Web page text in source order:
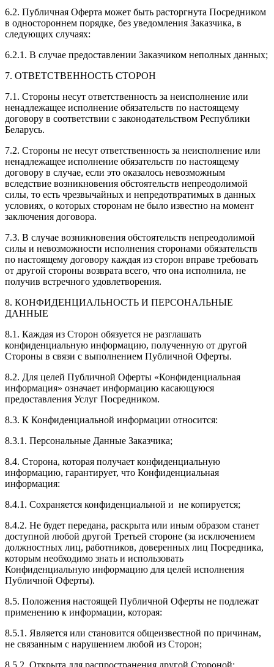
6.2. Публичная Оферта может быть расторгнута Посредником
в одностороннем порядке, без уведомления Заказчика, в
следующих случаях:
6.2.1. В случае предоставлении Заказчиком неполных данных;
7. ОТВЕТСТВЕННОСТЬ СТОРОН
7.1. Стороны несут ответственность за неисполнение или
ненадлежащее исполнение обязательств по настоящему
договору в соответствии с законодательством Республики
Беларусь.
7.2. Стороны не несут ответственность за неисполнение или
ненадлежащее исполнение обязательств по настоящему
договору в случае, если это оказалось невозможным
вследствие возникновения обстоятельств непреодолимой
силы, то есть чрезвычайных и непредотвратимых в данных
условиях, о которых сторонам не было известно на момент
заключения договора.
7.3. В случае возникновения обстоятельств непреодолимой
силы и невозможности исполнения сторонами обязательств
по настоящему договору каждая из сторон вправе требовать
от другой стороны возврата всего, что она исполнила, не
получив встречного удовлетворения.
8. КОНФИДЕНЦИАЛЬНОСТЬ И ПЕРСОНАЛЬНЫЕ
ДАННЫЕ
8.1. Каждая из Сторон обязуется не разглашать
конфиденциальную информацию, полученную от другой
Стороны в связи с выполнением Публичной Оферты.
8.2. Для целей Публичной Оферты «Конфиденциальная
информация» означает информацию касающуюся
предоставления Услуг Посредником.
8.3. К Конфиденциальной информации относится:
8.3.1. Персональные Данные Заказчика;
8.4. Сторона, которая получает конфиденциальную
информацию, гарантирует, что Конфиденциальная
информация:
8.4.1. Сохраняется конфиденциальной и не копируется;
8.4.2. Не будет передана, раскрыта или иным образом станет
доступной любой другой Третьей стороне (за исключением
должностных лиц, работников, доверенных лиц Посредника,
которым необходимо знать и использовать
Конфиденциальную информацию для целей исполнения
Публичной Оферты).
8.5. Положения настоящей Публичной Оферты не подлежат
применению к информации, которая:
8.5.1. Является или становится общеизвестной по причинам,
не связанным с нарушением любой из Сторон;
8.5.2. Открыта для распространения другой Стороной;